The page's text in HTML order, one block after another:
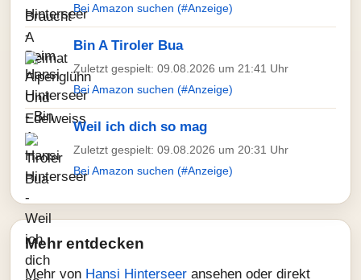
Bei Amazon suchen (#Anzeige)
Bin A Tiroler Bua
Zuletzt gespielt: 09.08.2026 um 21:41 Uhr
Bei Amazon suchen (#Anzeige)
Weil ich dich so mag
Zuletzt gespielt: 09.08.2026 um 20:31 Uhr
Bei Amazon suchen (#Anzeige)
Mehr entdecken
Mehr von Hansi Hinterseer ansehen oder direkt